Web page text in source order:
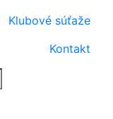
Klubové súťaže
Kontakt